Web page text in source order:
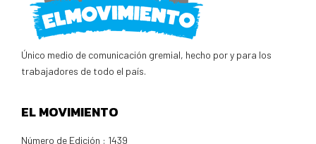
Único medio de comunicación gremial, hecho por y para los
trabajadores de todo el país.
EL MOVIMIENTO
Número de Edición : 1439